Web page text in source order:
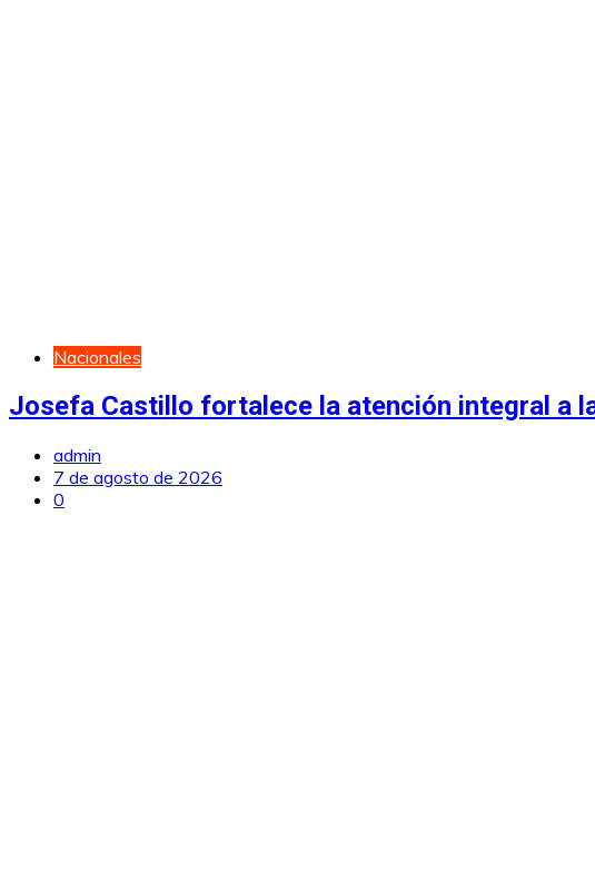
Nacionales
Josefa Castillo fortalece la atención integral a
admin
7 de agosto de 2026
0